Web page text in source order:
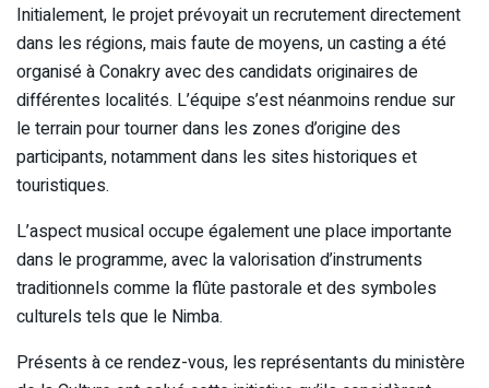
Initialement, le projet prévoyait un recrutement directement
dans les régions, mais faute de moyens, un casting a été
organisé à Conakry avec des candidats originaires de
différentes localités. L’équipe s’est néanmoins rendue sur
le terrain pour tourner dans les zones d’origine des
participants, notamment dans les sites historiques et
touristiques.
L’aspect musical occupe également une place importante
dans le programme, avec la valorisation d’instruments
traditionnels comme la flûte pastorale et des symboles
culturels tels que le Nimba.
Présents à ce rendez-vous, les représentants du ministère